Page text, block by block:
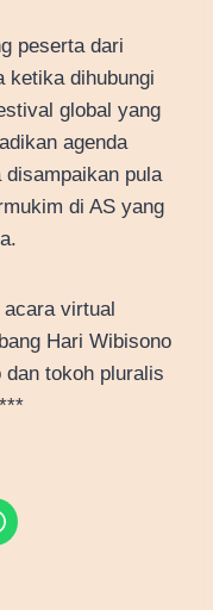
peserta dari
ketika dihubungi
global yang
agenda
disampaikan pula
di AS yang
acara virtual
Hari Wibisono
tokoh pluralis